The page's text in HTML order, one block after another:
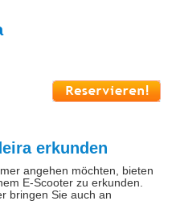
erkunden
angehen möchten, bieten
E-Scooter zu erkunden.
bringen Sie auch an